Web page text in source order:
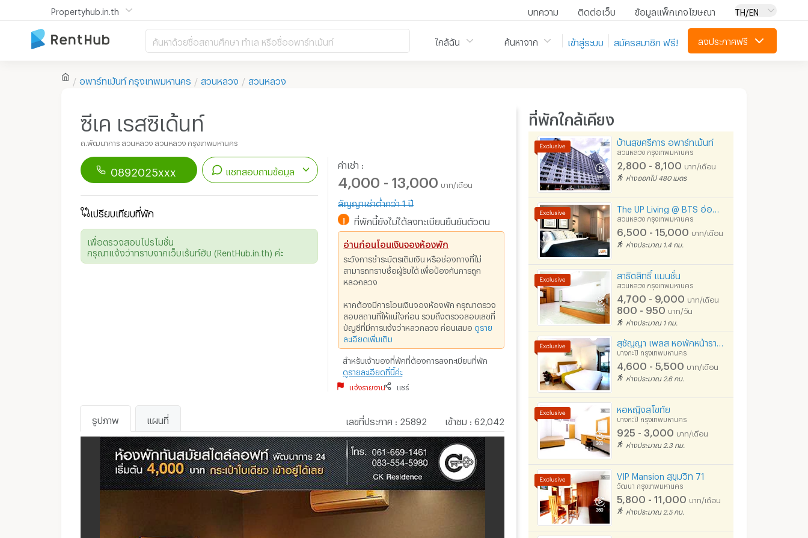
Propertyhub.in.th บทความ ติดต่อเว็บ ข้อมูลแพ็กเกจโฆษณา TH/EN
ค้นหาด้วยชื่อสถานศึกษา ทำเล หรือชื่ออพาร์ทเม้นท์ ใกล้ฉัน ค้นหาจาก เข้าสู่ระบบ สมัครสมาชิก ฟรี! ลงประกาศฟรี
อพาร์ทเม้นท์ กรุงเทพมหานคร สวนหลวง สวนหลวง
ซีเค เรสซิเด้นท์
ถ.พัฒนาการ สวนหลวง สวนหลวง กรุงเทพมหานคร
0892025xxx แชทสอบถามข้อมูล
เพื่อเริ่มแชทกับอพาร์ทเม้นท์นี้
Line ID : ไม่มี
เปรียบเทียบที่พัก
เพื่อตรวจสอบโปรโมชั่น
กรุณาแจ้งว่าทราบจากเว็บเร้นท์ฮับ (RentHub.in.th) ค่ะ
ค่าเช่า :
4,000 - 13,000 บาท/เดือน
สัญญาเช่าต่ำกว่า 1 ปี
! ที่พักนี้ยังไม่ได้ลงทะเบียนยืนยันตัวตน
อ่านก่อนโอนเงินจองห้องพัก
ระวังการชำระบัตรเติมเงิน หรือช่องทางที่ไม่
สามารถทราบชื่อผู้รับได้ เพื่อป้องกันการถูก
หลอกลวง
หากต้องมีการโอนเงินจองห้องพัก กรุณาตรวจ
สอบสถานที่ให้แน่ใจก่อน รวมถึงตรวจสอบเลขที่
บัญชีที่มีการแจ้งว่าหลวกลวง ก่อนเสมอ ดูราย
ละเอียดเพิ่มเติม
สำหรับเจ้าของที่พักที่ต้องการลงทะเบียนที่พัก
ดูรายละเอียดที่นี้ค่ะ
แจ้งรายงาน แชร์
เลขที่ประกาศ 25892 เข้าชม 62,042
รูปภาพ แผนที่
ที่พักใกล้เคียง
บ้านสุขศรีการ อพาร์ทเม้นท์
สวนหลวง กรุงเทพมหานคร
2,800 - 8,100 บาท/เดือน
ห่างออกไป 480 เมตร
สวนหลวง กรุงเทพมหานคร
6,500 - 15,000 บาท/เดือน
ห่างประมาณ 1.4 กม.
สาธิตสิทธิ์ แมนชั่น
สวนหลวง กรุงเทพมหานคร
4,700 - 9,000 บาท/เดือน
800 - 950 บาท/วัน
ห่างประมาณ 1 กม.
บางกะปิ กรุงเทพมหานคร
4,600 - 5,500 บาท/เดือน
ห่างประมาณ 2.6 กม.
หอหญิงสุโขทัย
บางกะปิ กรุงเทพมหานคร
925 - 3,000 บาท/เดือน
ห่างประมาณ 2.3 กม.
VIP Mansion สุขุมวิท 71
วัฒนา กรุงเทพมหานคร
5,800 - 11,000 บาท/เดือน
ห่างประมาณ 2.5 กม.